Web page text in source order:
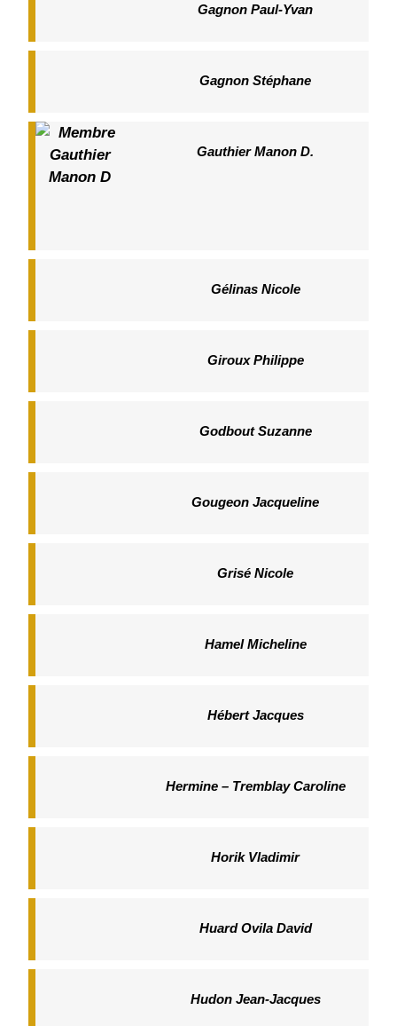
Gagnon Paul-Yvan
Gagnon Stéphane
Gauthier Manon D.
Gélinas Nicole
Giroux Philippe
Godbout Suzanne
Gougeon Jacqueline
Grisé Nicole
Hamel Micheline
Hébert Jacques
Hermine – Tremblay Caroline
Horik Vladimir
Huard Ovila David
Hudon Jean-Jacques